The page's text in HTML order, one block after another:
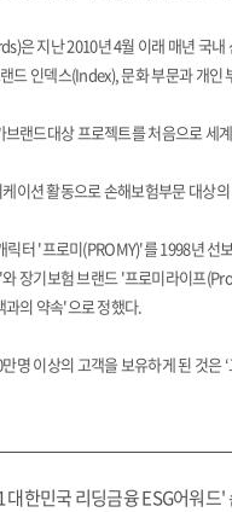
지난 2010년 4월 이래 매년 국
인덱스(Index), 문화 부문과 개인
랜드대상 프로젝트를 처음으로
이션 활동으로 손해보험부문 대상
터 '프로미(PROMY)'를 1998년 선
장기보험 브랜드 '프로미라이프
의 약속'으로 정했다.
명 이상의 고객을 보유하게 된 것
대한민국 리딩금융 ESG어워드